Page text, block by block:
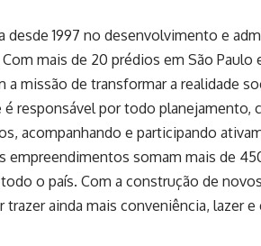
desde 1997 no desenvolvimento e
mais de 20 prédios em São Paulo
a missão de transformar a realidade
é responsável por todo planejamento,
acompanhando e participando
empreendimentos somam mais de
o país. Com a construção de
trazer ainda mais conveniência, lazer